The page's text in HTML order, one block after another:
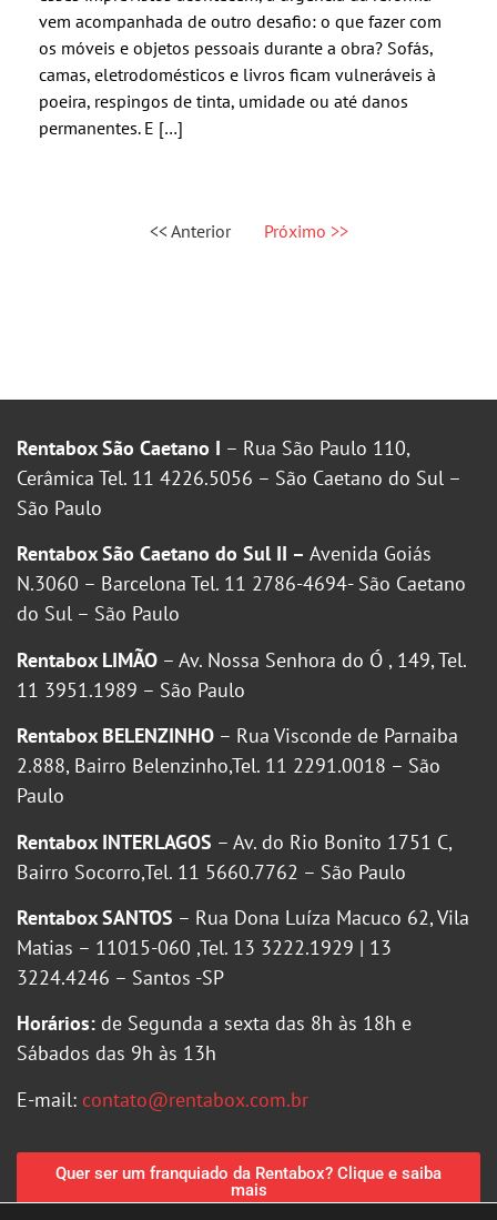
vem acompanhada de outro desafio: o que fazer com
os móveis e objetos pessoais durante a obra? Sofás,
camas, eletrodomésticos e livros ficam vulneráveis à
poeira, respingos de tinta, umidade ou até danos
permanentes. E […]
<< Anterior Próximo >>
Rentabox São Caetano I – Rua São Paulo 110,
Cerâmica Tel. 11 4226.5056 – São Caetano do Sul –
São Paulo
Rentabox São Caetano do Sul II – Avenida Goiás
N.3060 – Barcelona Tel. 11 2786-4694- São Caetano
do Sul – São Paulo
Rentabox LIMÃO – Av. Nossa Senhora do Ó , 149, Tel.
11 3951.1989 – São Paulo
Rentabox BELENZINHO – Rua Visconde de Parnaiba
2.888, Bairro Belenzinho,Tel. 11 2291.0018 – São
Paulo
Rentabox INTERLAGOS – Av. do Rio Bonito 1751 C,
Bairro Socorro,Tel. 11 5660.7762 – São Paulo
Rentabox SANTOS – Rua Dona Luíza Macuco 62, Vila
Matias – 11015-060 ,Tel. 13 3222.1929 | 13
3224.4246 – Santos -SP
Horários: de Segunda a sexta das 8h às 18h e
Sábados das 9h às 13h
E-mail: contato@rentabox.com.br
Quer ser um franquiado da Rentabox? Clique e saiba
mais